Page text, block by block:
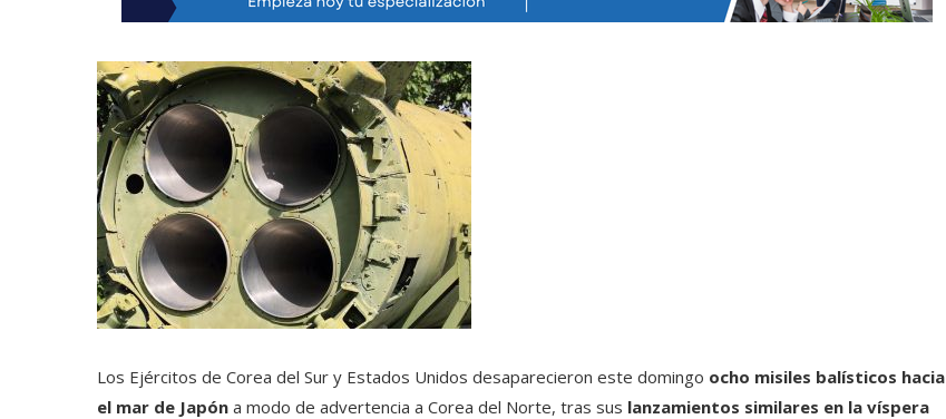
Los Ejércitos de Corea del Sur y Estados Unidos desaparecieron este domingo ocho misiles balísticos hacia
el mar de Japón a modo de advertencia a Corea del Norte, tras sus lanzamientos similares en la víspera